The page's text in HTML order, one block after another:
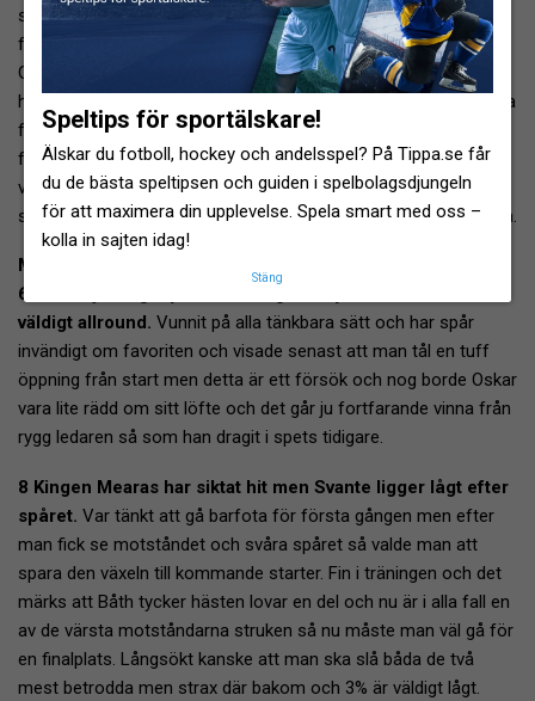
strykningen, dels för att värsta motbudet försvann men också
för att man kom ner ett hack i banan. Kommer också från
Gocciadoro men den här var inte ute under Elitloppshelgen och
har verkligen imponerat hittills. Största kruxet är nog att komma
förbi obesegrade 6 Timotejs Megabyte invändigt i starten men
frågan är om man vill ha denna pressandes utvändigt hela
vägen när tre hästar går till final? Tveksamt. Blir man släppt till
spets ska det nog mycket till för att man inte ska ta femte raka.
Motbuden :
6 Timotejs Megabyte är obesegrad i fyra raka och verkar
väldigt allround. Vunnit på alla tänkbara sätt och har spår
invändigt om favoriten och visade senast att man tål en tuff
öppning från start men detta är ett försök och nog borde Oskar
vara lite rädd om sitt löfte och det går ju fortfarande vinna från
rygg ledaren så som han dragit i spets tidigare.
8 Kingen Mearas har siktat hit men Svante ligger lågt efter
spåret. Var tänkt att gå barfota för första gången men efter
man fick se motståndet och svåra spåret så valde man att
spara den växeln till kommande starter. Fin i träningen och det
märks att Båth tycker hästen lovar en del och nu är i alla fall en
av de värsta motståndarna struken så nu måste man väl gå för
en finalplats. Långsökt kanske att man ska slå båda de två
mest betrodda men strax där bakom och 3% är väldigt lågt.
Speltips för sportälskare!
Älskar du fotboll, hockey och andelsspel? På Tippa.se får
du de bästa speltipsen och guiden i spelbolagsdjungeln
för att maximera din upplevelse. Spela smart med oss –
kolla in sajten idag!
Stäng